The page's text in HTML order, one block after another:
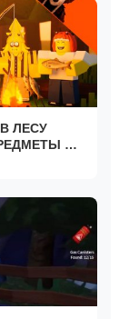
ЛЕСУ
🔥